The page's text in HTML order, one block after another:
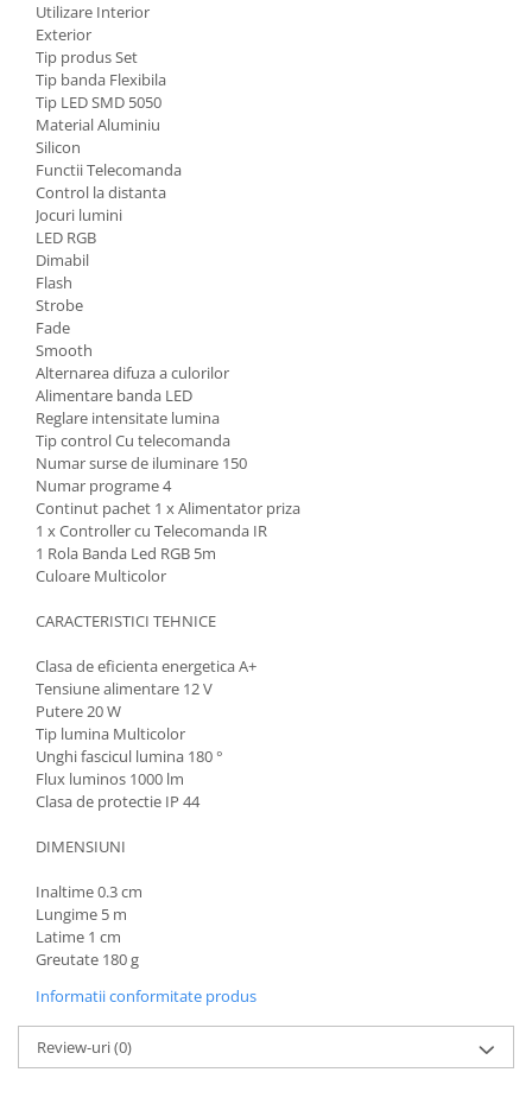
Utilizare Interior
Exterior
Tip produs Set
Tip banda Flexibila
Tip LED SMD 5050
Material Aluminiu
Silicon
Functii Telecomanda
Control la distanta
Jocuri lumini
LED RGB
Dimabil
Flash
Strobe
Fade
Smooth
Alternarea difuza a culorilor
Alimentare banda LED
Reglare intensitate lumina
Tip control Cu telecomanda
Numar surse de iluminare 150
Numar programe 4
Continut pachet 1 x Alimentator priza
1 x Controller cu Telecomanda IR
1 Rola Banda Led RGB 5m
Culoare Multicolor
CARACTERISTICI TEHNICE
Clasa de eficienta energetica A+
Tensiune alimentare 12 V
Putere 20 W
Tip lumina Multicolor
Unghi fascicul lumina 180 °
Flux luminos 1000 lm
Clasa de protectie IP 44
DIMENSIUNI
Inaltime 0.3 cm
Lungime 5 m
Latime 1 cm
Greutate 180 g
Informatii conformitate produs
Review-uri(0)